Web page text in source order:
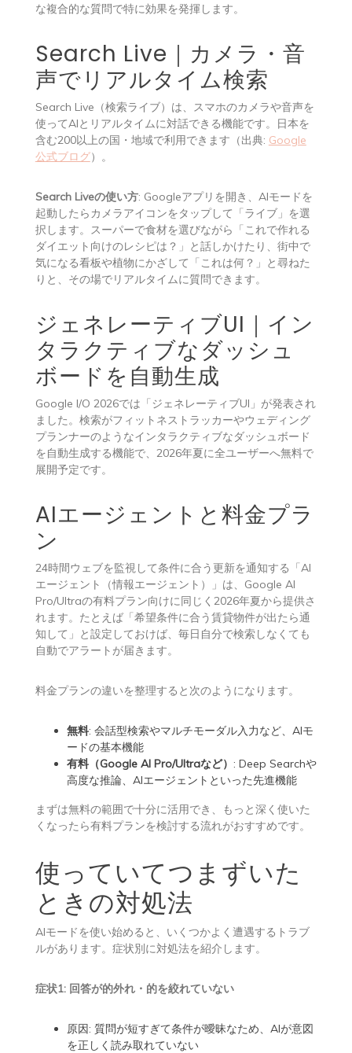
な複合的な質問で特に効果を発揮します。
Search Live｜カメラ・音
声でリアルタイム検索
Search Live（検索ライブ）は、スマホのカメラや音声を
使ってAIとリアルタイムに対話できる機能です。日本を
含む200以上の国・地域で利用できます（出典: Google
公式ブログ）。
Search Liveの使い方: Googleアプリを開き、AIモードを
起動したらカメラアイコンをタップして「ライブ」を選
択します。スーパーで食材を選びながら「これで作れる
ダイエット向けのレシピは？」と話しかけたり、街中で
気になる看板や植物にかざして「これは何？」と尋ねた
りと、その場でリアルタイムに質問できます。
ジェネレーティブUI｜イン
タラクティブなダッシュ
ボードを自動生成
Google I/O 2026では「ジェネレーティブUI」が発表され
ました。検索がフィットネストラッカーやウェディング
プランナーのようなインタラクティブなダッシュボード
を自動生成する機能で、2026年夏に全ユーザーへ無料で
展開予定です。
AIエージェントと料金プラ
ン
24時間ウェブを監視して条件に合う更新を通知する「AI
エージェント（情報エージェント）」は、Google AI
Pro/Ultraの有料プラン向けに同じく2026年夏から提供さ
れます。たとえば「希望条件に合う賃貸物件が出たら通
知して」と設定しておけば、毎日自分で検索しなくても
自動でアラートが届きます。
料金プランの違いを整理すると次のようになります。
無料: 会話型検索やマルチモーダル入力など、AIモ
ードの基本機能
有料（Google AI Pro/Ultraなど） : Deep Searchや
高度な推論、AIエージェントといった先進機能
まずは無料の範囲で十分に活用でき、もっと深く使いた
くなったら有料プランを検討する流れがおすすめです。
使っていてつまずいた
ときの対処法
AIモードを使い始めると、いくつかよく遭遇するトラブ
ルがあります。症状別に対処法を紹介します。
症状1: 回答が的外れ・的を絞れていない
原因: 質問が短すぎて条件が曖昧なため、AIが意図
を正しく読み取れていない